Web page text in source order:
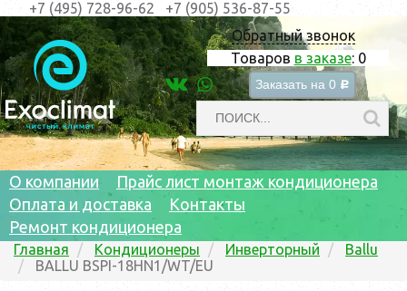
Обратный звонок
Товаров в заказе: 0
Заказать на 0 c
+7 (495) 728-96-62 +7 (905) 536-87-55
О компании
Прайс лист монтаж кондиционера
Оплата и доставка
Контакты
Ремонт кондиционера
Главная Кондиционеры Инверторный
Ballu
BALLU BSPI-18HN1/WT/EU